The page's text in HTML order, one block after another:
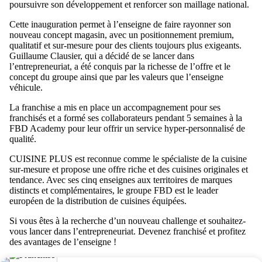
poursuivre son développement et renforcer son maillage national.
Cette inauguration permet à l’enseigne de faire rayonner son
nouveau concept magasin, avec un positionnement premium,
qualitatif et sur-mesure pour des clients toujours plus exigeants.
Guillaume Clausier, qui a décidé de se lancer dans
l’entrepreneuriat, a été conquis par la richesse de l’offre et le
concept du groupe ainsi que par les valeurs que l’enseigne
véhicule.
La franchise a mis en place un accompagnement pour ses
franchisés et a formé ses collaborateurs pendant 5 semaines à la
FBD Academy pour leur offrir un service hyper-personnalisé de
qualité.
CUISINE PLUS est reconnue comme le spécialiste de la cuisine
sur-mesure et propose une offre riche et des cuisines originales et
tendance. Avec ses cinq enseignes aux territoires de marques
distincts et complémentaires, le groupe FBD est le leader
européen de la distribution de cuisines équipées.
Si vous êtes à la recherche d’un nouveau challenge et souhaitez-
vous lancer dans l’entrepreneuriat. Devenez franchisé et profitez
des avantages de l’enseigne !